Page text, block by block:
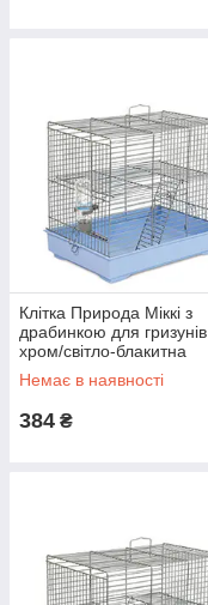
Клітка Природа Міккі з
драбинкою для гризунів
хром/світло-блакитна
37х25х30 см
Немає в наявності
384 ₴